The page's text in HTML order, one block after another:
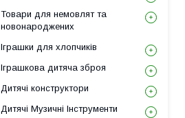
Товари для немовлят та
новонароджених
Іграшки для хлопчиків
Іграшкова дитяча зброя
Дитячі конструктори
Дитячі Музичні Інструменти